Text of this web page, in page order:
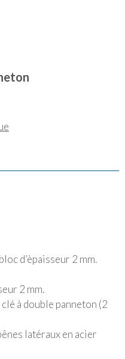
d’èpaisseur 2 mm.
2 mm.
à double panneton (2
latéraux en acier